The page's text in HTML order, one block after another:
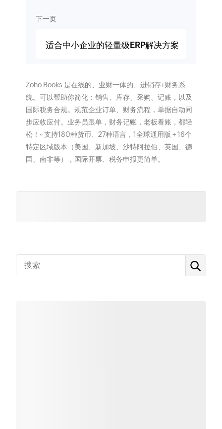
下一页
适合中小企业的轻量级ERP解决方案
Zoho Books 是在线的、业财一体的、进销存+财务系
统。可以帮助你简化：销售、库存、采购、记账，以及
国际税务合规。规范企业订单、财务流程，单据自动同
步应收应付。业务员跟单，财务记账，老板看账，都轻
松！~ 支持180种货币、27种语言，1全球通用版 + 16个
特定区域版本（美国、新加坡、沙特阿拉伯、英国、德
国、南非等），国际开票、税务申报更简单。